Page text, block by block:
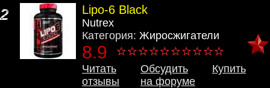
2 Lipo-6 Black
Nutrex
Категория: Жиросжигатели
8.9
Читать
отзывы
Обсудить
на форуме
Купить